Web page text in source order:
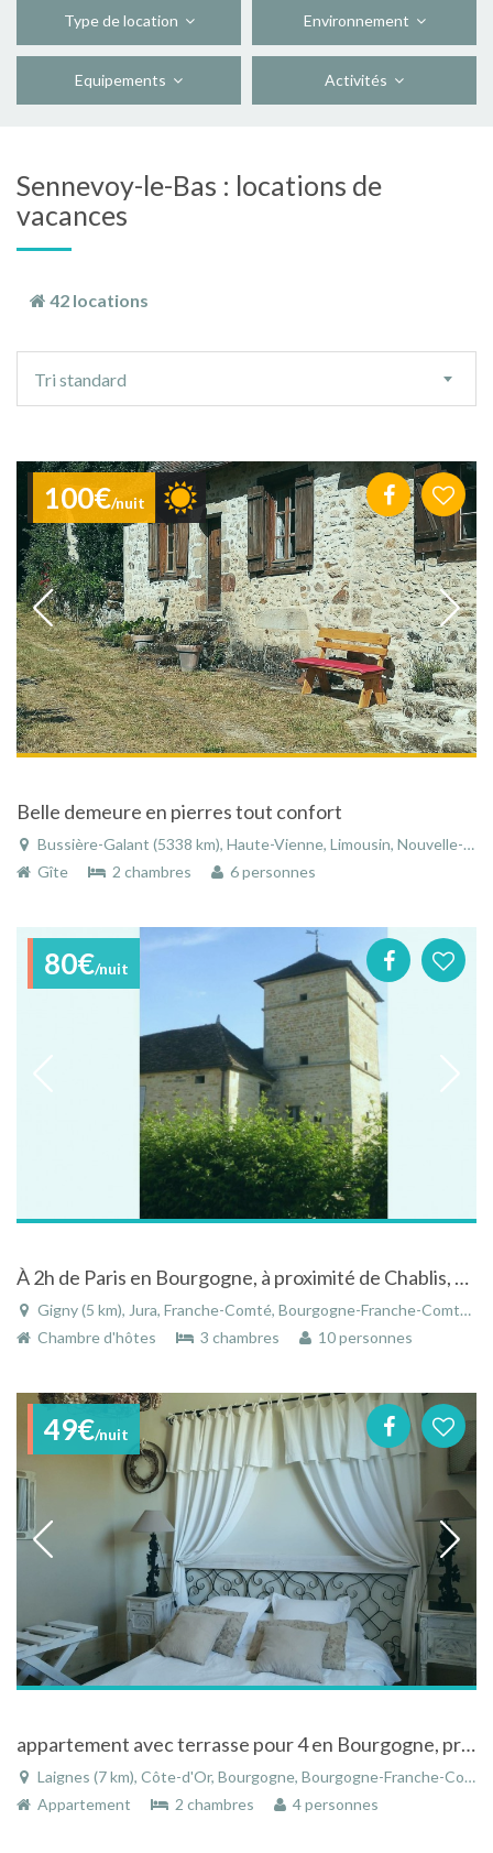
Type de location Environnement
Equipements Activités
Sennevoy-le-Bas : locations de
vacances
42 locations
tri
Tri standard
100€/nuit
Belle demeure en pierres tout confort
Bussière-Galant (5338 km), Haute-Vienne, Limousin, Nouvelle-Aquitaine, France
Gîte
2 chambres 6 personnes
80€/nuit
À 2h de Paris en Bourgogne, à proximité de Chablis, Les Riceys, Fontenay
Gigny (5 km), Jura, Franche-Comté, Bourgogne-Franche-Comté, France
Chambre d'hôtes
3 chambres 10 personnes
49€/nuit
appartement avec terrasse pour 4 en Bourgogne, proche Champagne et vignobles
Laignes (7 km), Côte-d'Or, Bourgogne, Bourgogne-Franche-Comté, France
Appartement
2 chambres 4 personnes